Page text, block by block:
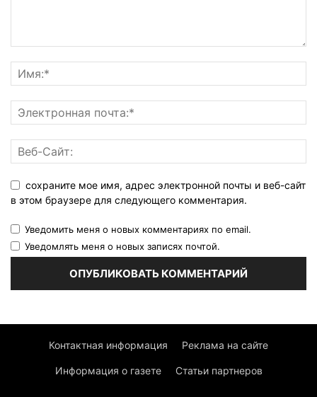
сохраните мое имя, адрес электронной почты и веб-сайт
в этом браузере для следующего комментария.
Уведомить меня о новых комментариях по email.
Уведомлять меня о новых записях почтой.
Контактная информация Реклама на сайте
Информация о газете Статьи партнеров